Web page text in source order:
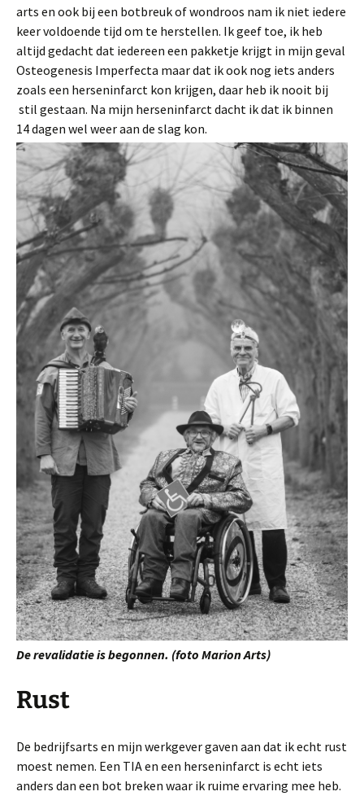
arts en ook bij een botbreuk of wondroos nam ik niet iedere
keer voldoende tijd om te herstellen. Ik geef toe, ik heb
altijd gedacht dat iedereen een pakketje krijgt in mijn geval
Osteogenesis Imperfecta maar dat ik ook nog iets anders
zoals een herseninfarct kon krijgen, daar heb ik nooit bij
stil gestaan. Na mijn herseninfarct dacht ik dat ik binnen
14 dagen wel weer aan de slag kon.
De revalidatie is begonnen. (foto Marion Arts)
Rust
De bedrijfsarts en mijn werkgever gaven aan dat ik echt rust
moest nemen. Een TIA en een herseninfarct is echt iets
anders dan een bot breken waar ik ruime ervaring mee heb.